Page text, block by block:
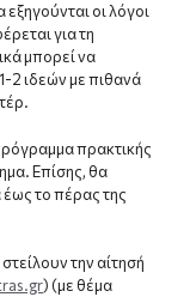
οι λόγοι
για τη
μπορεί να
2 ιδεών με πιθανά
πρακτικής
Επίσης, θα
έως το πέρας της
την αίτησή
) (με θέμα